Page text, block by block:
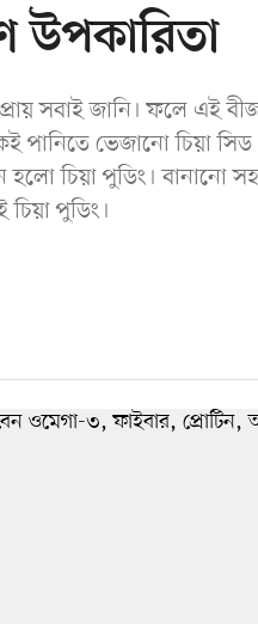
উপকারিতা
সবাই জানি। ফলে এই
পানিতে ভেজানো চিয়া
চিয়া পুডিং। বানানো
পুডিং।